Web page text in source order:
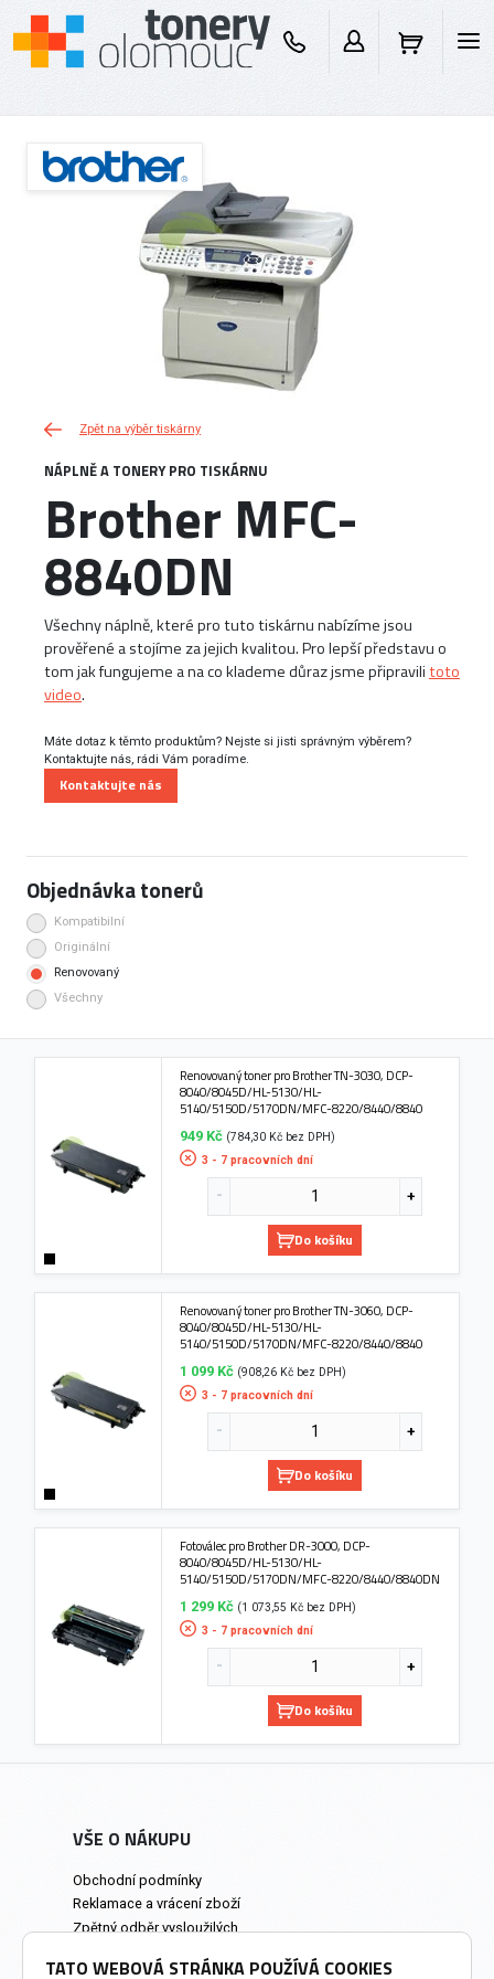
Zpět na výběr tiskárny
NÁPLNĚ A TONERY PRO TISKÁRNU
Brother MFC-
8840DN
Všechny náplně, které pro tuto tiskárnu nabízíme jsou
prověřené a stojíme za jejich kvalitou. Pro lepší představu o
tom jak fungujeme a na co klademe důraz jsme připravilitoto
video.
Máte dotaz k těmto produktům? Nejste si jisti správným výběrem?
Kontaktujte nás, rádi Vám poradíme.
Kontaktujte nás
Objednávka tonerů
Kompatibilní
Originální
Renovovaný
Všechny
Renovovaný toner pro Brother TN-3030, DCP-
8040/8045D/HL-5130/HL-
5140/5150D/5170DN/MFC-8220/8440/8840
949 Kč (784,30 Kč bez DPH)
3 - 7 pracovních dní
Do košíku
Renovovaný toner pro Brother TN-3060, DCP-
8040/8045D/HL-5130/HL-
5140/5150D/5170DN/MFC-8220/8440/8840
1 099 Kč (908,26 Kč bez DPH)
3 - 7 pracovních dní
Do košíku
Fotoválec pro Brother DR-3000, DCP-
8040/8045D/HL-5130/HL-
5140/5150D/5170DN/MFC-8220/8440/8840DN
1 299 Kč (1 073,55 Kč bez DPH)
3 - 7 pracovních dní
Do košíku
VŠE O NÁKUPU
Obchodní podmínky
Reklamace a vrácení zboží
Zpětný odběr vysloužilých
Prodejna a osobní odběr
TATO WEBOVÁ STRÁNKA POUŽÍVÁ COOKIES